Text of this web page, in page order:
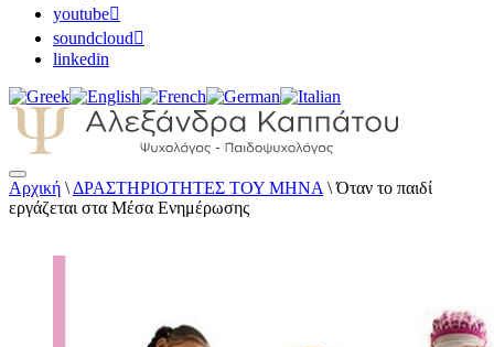
youtube
soundcloud
linkedin
Αλεξάνδρα Καππάτου Ψυχολόγος –
Παιδοψυχολόγος
Αρχική \ ΔΡΑΣΤΗΡΙΟΤΗΤΕΣ ΤΟΥ ΜΗΝΑ \Όταν το παιδί
εργάζεται στα Μέσα Ενημέρωσης